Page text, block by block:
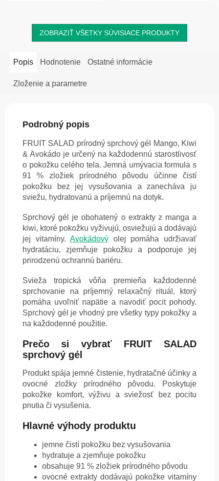
ZOBRAZIŤ VŠETKY SÚVISIACE PRODUKTY
Popis Hodnotenie Ostatné informácie
Zloženie a parametre
Podrobný popis
FRUIT SALAD prírodný sprchový gél Mango, Kiwi
& Avokádo je určený na každodennú starostlivosť
o pokožku celého tela. Jemná umývacia formula s
91 % zložiek prírodného pôvodu účinne čistí
pokožku bez jej vysušovania a zanecháva ju
sviežu, hydratovanú a príjemnú na dotyk.
Sprchový gél je obohatený o extrakty z manga a
kiwi, ktoré pokožku vyživujú, osviežujú a dodávajú
jej vitamíny.Avokádový olej pomáha udržiavať
hydratáciu, zjemňuje pokožku a podporuje jej
prirodzenú ochrannú bariéru.
Svieža tropická vôňa premieňa každodenné
sprchovanie na príjemný relaxačný rituál, ktorý
pomáha uvoľniť napätie a navodiť pocit pohody.
Sprchový gél je vhodný pre všetky typy pokožky a
na každodenné použitie.
Prečo si vybrať FRUIT SALAD
sprchový gél
Produkt spája jemné čistenie, hydratačné účinky a
ovocné zložky prírodného pôvodu. Poskytuje
pokožke komfort, výživu a sviežosť bez pocitu
pnutia či vysušenia.
Hlavné výhody produktu
jemne čistí pokožku bez vysušovania
hydratuje a zjemňuje pokožku
obsahuje 91 % zložiek prírodného pôvodu
ovocné extrakty dodávajú pokožke vitamíny